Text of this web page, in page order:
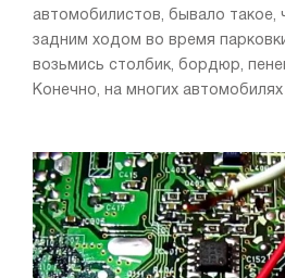
автомобилистов, бывало такое,
задним ходом во время
возьмись столбик, бордюр,
Конечно, на многих